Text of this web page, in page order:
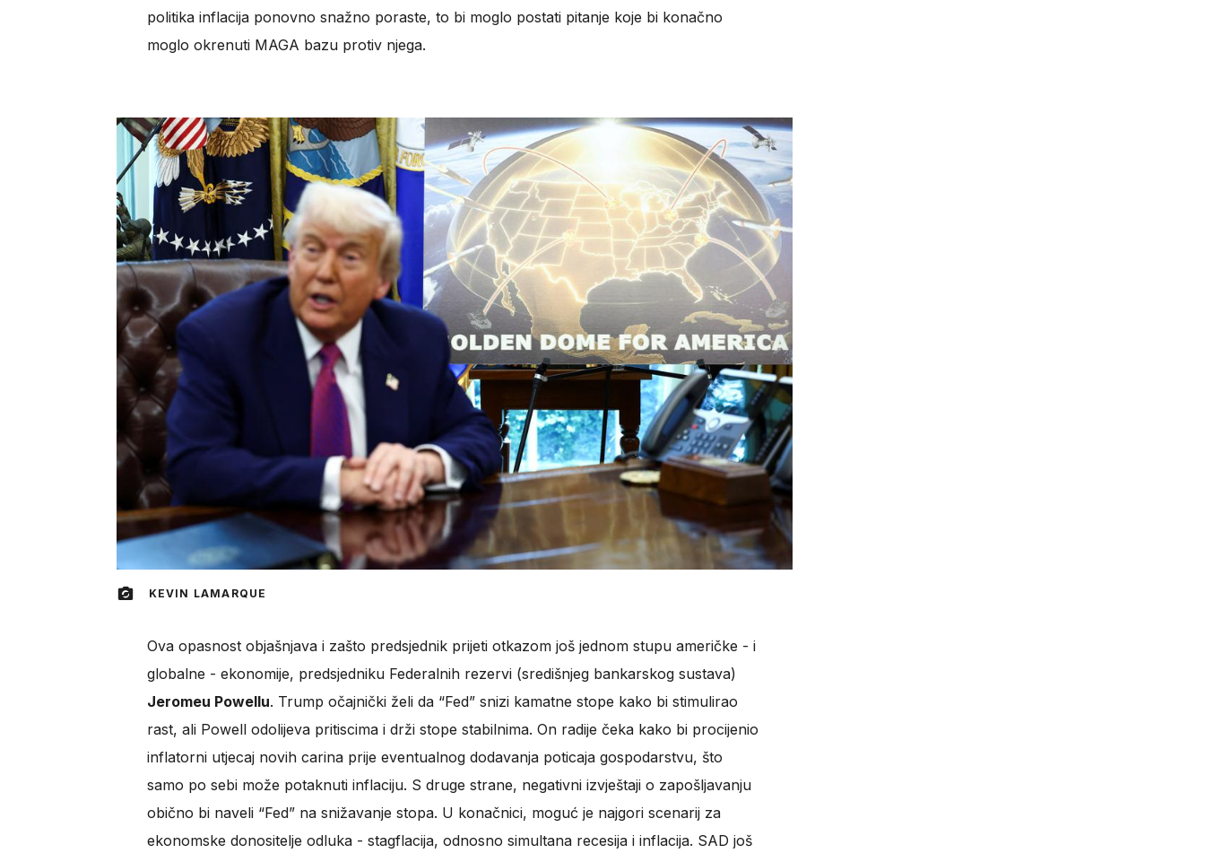
politika inflacija ponovno snažno poraste, to bi moglo postati pitanje koje bi konačno
moglo okrenuti MAGA bazu protiv njega.
KEVIN LAMARQUE
Ova opasnost objašnjava i zašto predsjednik prijeti otkazom još jednom stupu američke - i
globalne - ekonomije, predsjedniku Federalnih rezervi (središnjeg bankarskog sustava)
Jeromeu Powellu. Trump očajnički želi da “Fed” snizi kamatne stope kako bi stimulirao
rast, ali Powell odolijeva pritiscima i drži stope stabilnima. On radije čeka kako bi procijenio
inflatorni utjecaj novih carina prije eventualnog dodavanja poticaja gospodarstvu, što
samo po sebi može potaknuti inflaciju. S druge strane, negativni izvještaji o zapošljavanju
obično bi naveli “Fed” na snižavanje stopa. U konačnici, moguć je najgori scenarij za
ekonomske donositelje odluka - stagflacija, odnosno simultana recesija i inflacija. SAD još